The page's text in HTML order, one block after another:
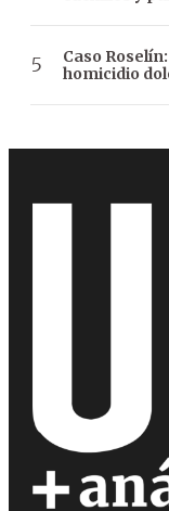
Caso
homicidio